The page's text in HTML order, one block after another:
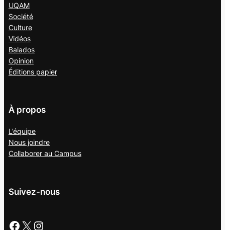
UQAM
Société
Culture
Vidéos
Balados
Opinion
Éditions papier
À propos
L’équipe
Nous joindre
Collaborer au Campus
Suivez-nous
Facebook X Instagram